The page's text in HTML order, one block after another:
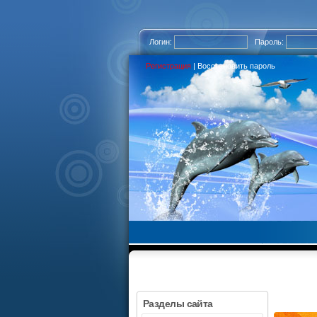
Логин: Пароль:
Регистрация | Восстановить пароль
Разделы сайта